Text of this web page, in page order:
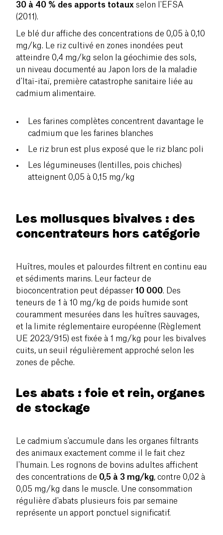
30 à 40 % des apports totaux selon l'EFSA
(2011).
Le blé dur affiche des concentrations de 0,05 à 0,10
mg/kg. Le riz cultivé en zones inondées peut
atteindre 0,4 mg/kg selon la géochimie des sols,
un niveau documenté au Japon lors de la maladie
d'Itaï-itaï, première catastrophe sanitaire liée au
cadmium alimentaire.
Les farines complètes concentrent davantage le
cadmium que les farines blanches
Le riz brun est plus exposé que le riz blanc poli
Les légumineuses (lentilles, pois chiches)
atteignent 0,05 à 0,15 mg/kg
Les mollusques bivalves : des
concentrateurs hors catégorie
Huîtres, moules et palourdes filtrent en continu eau
et sédiments marins. Leur facteur de
bioconcentration peut dépasser 10 000. Des
teneurs de 1 à 10 mg/kg de poids humide sont
couramment mesurées dans les huîtres sauvages,
et la limite réglementaire européenne (Règlement
UE 2023/915) est fixée à 1 mg/kg pour les bivalves
cuits, un seuil régulièrement approché selon les
zones de pêche.
Les abats : foie et rein, organes
de stockage
Le cadmium s'accumule dans les organes filtrants
des animaux exactement comme il le fait chez
l'humain. Les rognons de bovins adultes affichent
des concentrations de 0,5 à 3 mg/kg, contre 0,02 à
0,05 mg/kg dans le muscle. Une consommation
régulière d'abats plusieurs fois par semaine
représente un apport ponctuel significatif.